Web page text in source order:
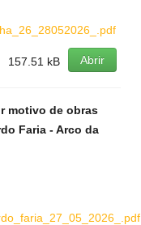
Abrir
157.51 kB
motivo de obras
Faria - Arco da